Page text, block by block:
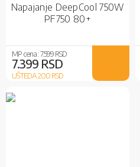
Napajanje DeepCool 750W
PF750 80+
MP cena :7.599 RSD
7.399 RSD
UŠTEDA 200RSD